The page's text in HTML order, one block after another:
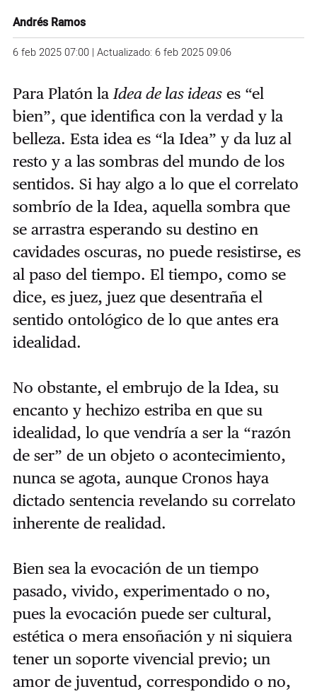
Andrés Ramos
6 feb 2025 07:00 | Actualizado: 6 feb 2025 09:06
Para Platón laIdea de las ideases “el
bien”, que identifica con la verdad y la
belleza. Esta idea es “la Idea” y da luz al
resto y a las sombras del mundo de los
sentidos. Si hay algo a lo que el correlato
sombrío de la Idea, aquella sombra que
se arrastra esperando su destino en
cavidades oscuras, no puede resistirse, es
al paso del tiempo. El tiempo, como se
dice, es juez, juez que desentraña el
sentido ontológico de lo que antes era
idealidad.
No obstante, el embrujo de la Idea, su
encanto y hechizo estriba en que su
idealidad, lo que vendría a ser la “razón
de ser” de un objeto o acontecimiento,
nunca se agota, aunque Cronos haya
dictado sentencia revelando su correlato
inherente de realidad.
Bien sea la evocación de un tiempo
pasado, vivido, experimentado o no,
pues la evocación puede ser cultural,
estética o mera ensoñación y ni siquiera
tener un soporte vivencial previo; un
amor de juventud, correspondido o no,